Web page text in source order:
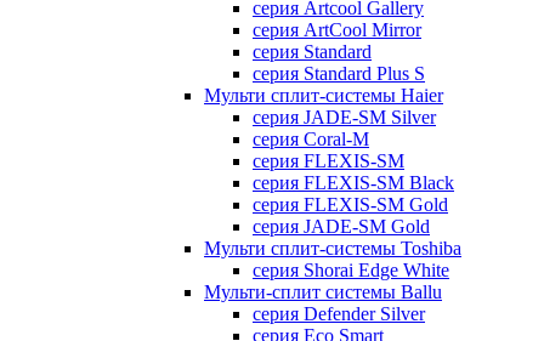
серия Artcool Gallery
серия ArtCool Mirror
серия Standard
серия Standard Plus S
Мульти сплит-системы Haier
серия JADE-SM Silver
серия Coral-M
серия FLEXIS-SM
серия FLEXIS-SM Black
серия FLEXIS-SM Gold
серия JADE-SM Gold
Мульти сплит-системы Toshiba
серия Shorai Edge White
Мульти-сплит системы Ballu
серия Defender Silver
серия Eco Smart